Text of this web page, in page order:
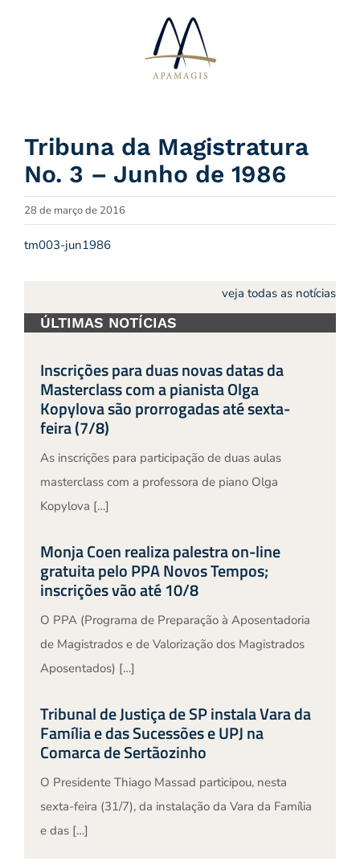
Tribuna da Magistratura
No. 3 – Junho de 1986
28 de março de 2016
tm003-jun1986
veja todas as notícias
ÚLTIMAS NOTÍCIAS
Inscrições para duas novas datas da
Masterclass com a pianista Olga
Kopylova são prorrogadas até sexta-
feira (7/8)
As inscrições para participação de duas aulas
masterclass com a professora de piano Olga
Kopylova […]
Monja Coen realiza palestra on-line
gratuita pelo PPA Novos Tempos;
inscrições vão até 10/8
O PPA (Programa de Preparação à Aposentadoria
de Magistrados e de Valorização dos Magistrados
Aposentados) […]
Tribunal de Justiça de SP instala Vara da
Família e das Sucessões e UPJ na
Comarca de Sertãozinho
O Presidente Thiago Massad participou, nesta
sexta-feira (31/7), da instalação da Vara da Família
e das […]